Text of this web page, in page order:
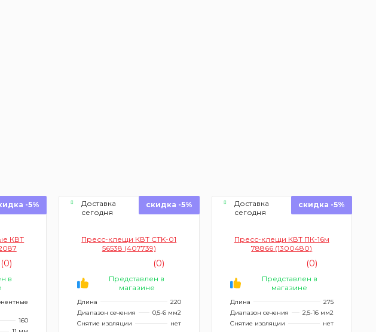
-5%
КВТ
(0)
в
160
Доставка
сегодня
скидка -5%
Пресс-клещи КВТ CTK-01
56538 (407739)
(0)
Представлен в
магазине
Длина
220
Диапазон сечения
0,5-6 мм2
Снятие изоляции
нет
Доставка
сегодня
скидка -5%
Пресс-клещи КВТ ПК-16м
78866 (1300480)
(0)
Представлен в
магазине
Длина
275
Диапазон сечения
2,5-16 мм2
Снятие изоляции
нет